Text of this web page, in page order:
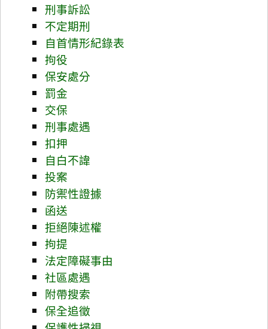
刑事訴訟
不定期刑
自首情形紀錄表
拘役
保安處分
罰金
交保
刑事處遇
扣押
自白不諱
投案
防禦性證據
函送
拒絕陳述權
拘提
法定障礙事由
社區處遇
附帶搜索
保全追徵